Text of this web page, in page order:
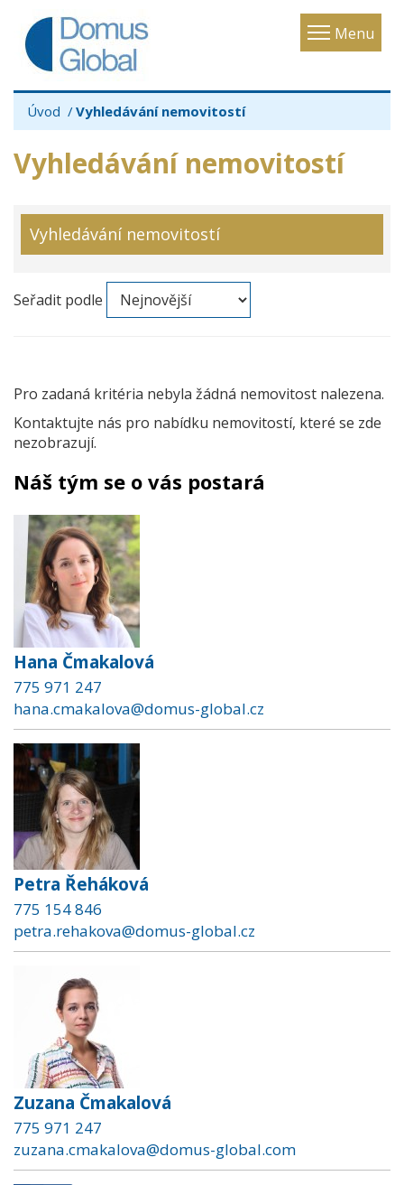
Menu
Toggle
Úvod Vyhledávání nemovitostí
Vyhledávání nemovitostí
Vyhledávání nemovitostí
Seřadit podle
Pro zadaná kritéria nebyla žádná nemovitost nalezena.
Kontaktujte nás pro nabídku nemovitostí, které se zde
nezobrazují.
Náš tým se o vás postará
Hana Čmakalová
775 971 247
hana.cmakalova@domus-global.cz
Petra Řeháková
775 154 846
petra.rehakova@domus-global.cz
Zuzana Čmakalová
775 971 247
zuzana.cmakalova@domus-global.com